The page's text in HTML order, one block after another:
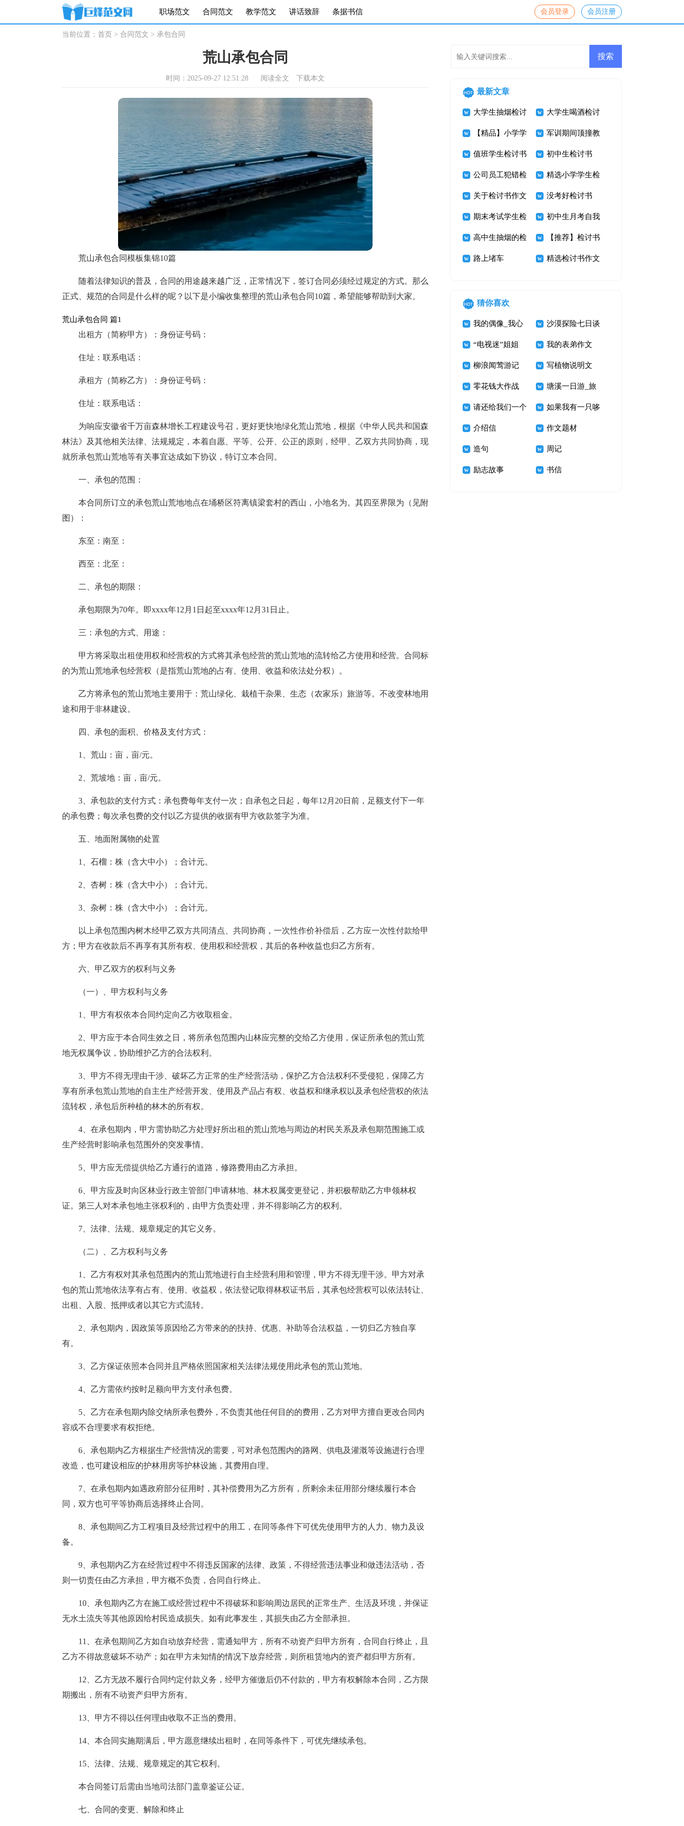
职场范文 合同范文 教学范文 讲话致辞 条据书信 会员登录 会员注册
当前位置： 首页 > 合同范文 > 承包合同
荒山承包合同
时间：2025-09-27 12:51:28 阅读全文 下载本文
荒山承包合同模板集锦10篇
随着法律知识的普及，合同的用途越来越广泛，正常情况下，签订合同必须经过规定的方式。那么
正式、规范的合同是什么样的呢？以下是小编收集整理的荒山承包合同10篇，希望能够帮助到大家。
荒山承包合同 篇1
出租方（简称甲方）：身份证号码：
住址：联系电话：
承租方（简称乙方）：身份证号码：
住址：联系电话：
为响应安徽省千万亩森林增长工程建设号召，更好更快地绿化荒山荒地，根据《中华人民共和国森
林法》及其他相关法律、法规规定，本着自愿、平等、公开、公正的原则，经甲、乙双方共同协商，现
就所承包荒山荒地等有关事宜达成如下协议，特订立本合同。
一、承包的范围：
本合同所订立的承包荒山荒地地点在埇桥区符离镇梁套村的西山，小地名为。其四至界限为（见附
图）：
东至：南至：
西至：北至：
二、承包的期限：
承包期限为70年。即xxxx年12月1日起至xxxx年12月31日止。
三：承包的方式、用途：
甲方将采取出租使用权和经营权的方式将其承包经营的荒山荒地的流转给乙方使用和经营。合同标
的为荒山荒地承包经营权（是指荒山荒地的占有、使用、收益和依法处分权）。
乙方将承包的荒山荒地主要用于：荒山绿化、栽植干杂果、生态（农家乐）旅游等。不改变林地用
途和用于非林建设。
四、承包的面积、价格及支付方式：
1、荒山：亩，亩/元。
2、荒坡地：亩，亩/元。
3、承包款的支付方式：承包费每年支付一次；自承包之日起，每年12月20日前，足额支付下一年
的承包费；每次承包费的交付以乙方提供的收据有甲方收款签字为准。
五、地面附属物的处置
1、石榴：株（含大中小）；合计元。
2、杏树：株（含大中小）；合计元。
3、杂树：株（含大中小）；合计元。
以上承包范围内树木经甲乙双方共同清点、共同协商，一次性作价补偿后，乙方应一次性付款给甲
方；甲方在收款后不再享有其所有权、使用权和经营权，其后的各种收益也归乙方所有。
六、甲乙双方的权利与义务
（一）、甲方权利与义务
1、甲方有权依本合同约定向乙方收取租金。
2、甲方应于本合同生效之日，将所承包范围内山林应完整的交给乙方使用，保证所承包的荒山荒
地无权属争议，协助维护乙方的合法权利。
3、甲方不得无理由干涉、破坏乙方正常的生产经营活动，保护乙方合法权利不受侵犯，保障乙方
享有所承包荒山荒地的自主生产经营开发、使用及产品占有权、收益权和继承权以及承包经营权的依法
流转权，承包后所种植的林木的所有权。
4、在承包期内，甲方需协助乙方处理好所出租的荒山荒地与周边的村民关系及承包期范围施工或
生产经营时影响承包范围外的突发事情。
5、甲方应无偿提供给乙方通行的道路，修路费用由乙方承担。
6、甲方应及时向区林业行政主管部门申请林地、林木权属变更登记，并积极帮助乙方申领林权
证。第三人对本承包地主张权利的，由甲方负责处理，并不得影响乙方的权利。
7、法律、法规、规章规定的其它义务。
（二）、乙方权利与义务
1、乙方有权对其承包范围内的荒山荒地进行自主经营利用和管理，甲方不得无理干涉。甲方对承
包的荒山荒地依法享有占有、使用、收益权，依法登记取得林权证书后，其承包经营权可以依法转让、
出租、入股、抵押或者以其它方式流转。
2、承包期内，因政策等原因给乙方带来的的扶持、优惠、补助等合法权益，一切归乙方独自享
有。
3、乙方保证依照本合同并且严格依照国家相关法律法规使用此承包的荒山荒地。
4、乙方需依约按时足额向甲方支付承包费。
5、乙方在承包期内除交纳所承包费外，不负责其他任何目的的费用，乙方对甲方擅自更改合同内
容或不合理要求有权拒绝。
6、承包期内乙方根据生产经营情况的需要，可对承包范围内的路网、供电及灌溉等设施进行合理
改造，也可建设相应的护林用房等护林设施，其费用自理。
7、在承包期内如遇政府部分征用时，其补偿费用为乙方所有，所剩余未征用部分继续履行本合
同，双方也可平等协商后选择终止合同。
8、承包期间乙方工程项目及经营过程中的用工，在同等条件下可优先使用甲方的人力、物力及设
备。
9、承包期内乙方在经营过程中不得违反国家的法律、政策，不得经营违法事业和做违法活动，否
则一切责任由乙方承担，甲方概不负责，合同自行终止。
10、承包期内乙方在施工或经营过程中不得破坏和影响周边居民的正常生产、生活及环境，并保证
无水土流失等其他原因给村民造成损失。如有此事发生，其损失由乙方全部承担。
11、在承包期间乙方如自动放弃经营，需通知甲方，所有不动资产归甲方所有，合同自行终止，且
乙方不得故意破坏不动产；如在甲方未知情的情况下放弃经营，则所租赁地内的资产都归甲方所有。
12、乙方无故不履行合同约定付款义务，经甲方催缴后仍不付款的，甲方有权解除本合同，乙方限
期搬出，所有不动资产归甲方所有。
13、甲方不得以任何理由收取不正当的费用。
14、本合同实施期满后，甲方愿意继续出租时，在同等条件下，可优先继续承包。
15、法律、法规、规章规定的其它权利。
本合同签订后需由当地司法部门盖章鉴证公证。
七、合同的变更、解除和终止
最新文章
大学生抽烟检讨
书锦集六篇
大学生喝酒检讨
书汇总六篇
【精品】小学学
生检讨书合集七
篇
军训期间顶撞教
官检讨书
值班学生检讨书
合集8篇
初中生检讨书
公司员工犯错检
讨书15篇
精选小学学生检
讨书模板锦集八
篇
关于检讨书作文
300字汇总7篇
没考好检讨书
期末考试学生检
讨书范文集锦7
篇
初中生月考自我
反省检讨书
高中生抽烟的检
讨书
【推荐】检讨书
作文汇总六篇
路上堵车 精选检讨书作文
猜你喜欢
我的偶像_我心
中的鲁迅先生作
文800字
沙漠探险七日谈
“电视迷”姐姐 我的表弟作文
柳浪闻莺游记 写植物说明文
400字 打破碗花
零花钱大作战 塘溪一日游_旅
游记事作文700
字
请还给我们一个
美丽的家
如果我有一只哆
啦A梦
介绍信 作文题材
造句 周记
励志故事 书信